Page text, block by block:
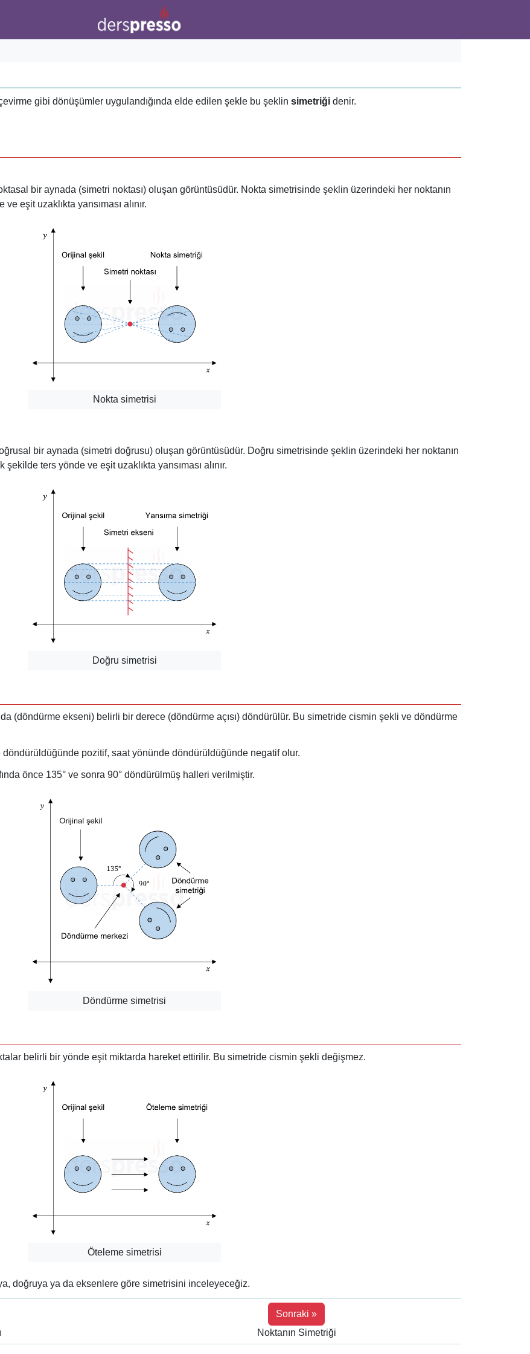
gibi dönüşümler uygulandığında elde edilen şekle bu şeklin simetriği denir.
bir aynada (simetri noktası) oluşan görüntüsüdür. Nokta simetrisinde şeklin üzerindeki her noktanın
eşit uzaklıkta yansıması alınır.
Nokta simetrisi
bir aynada (simetri doğrusu) oluşan görüntüsüdür. Doğru simetrisinde şeklin üzerindeki her noktanın
ters yönde ve eşit uzaklıkta yansıması alınır.
Doğru simetrisi
(döndürme ekseni) belirli bir derece (döndürme açısı) döndürülür. Bu simetride cismin şekli ve döndürme
döndürüldüğünde pozitif, saat yönünde döndürüldüğünde negatif olur.
önce 135° ve sonra 90° döndürülmüş halleri verilmiştir.
Döndürme simetrisi
belirli bir yönde eşit miktarda hareket ettirilir. Bu simetride cismin şekli değişmez.
Öteleme simetrisi
doğruya ya da eksenlere göre simetrisini inceleyeceğiz.
Sonraki »
Noktanın Simetriği